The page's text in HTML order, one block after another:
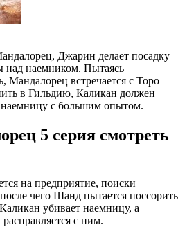
Джарин делает посадку
над наемником. Пытаясь
Мандалорец встречается с Торо
в Гильдию, Каликан должен
с большим опытом.
5 серия смотреть
на предприятие, поиски
чего Шанд пытается поссорить
убивает наемницу, а
с ним.